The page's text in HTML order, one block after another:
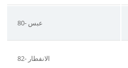
80- عبس
82- الانفطار